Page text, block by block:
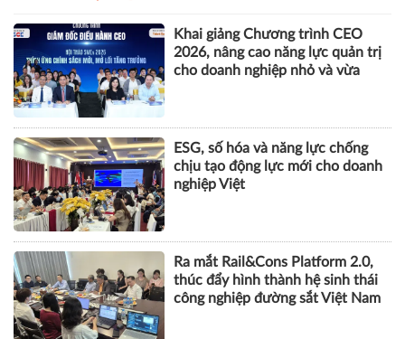
ESG, số hóa và năng lực chống
chịu tạo động lực mới cho doanh
nghiệp Việt
Ra mắt Rail&Cons Platform 2.0,
thúc đẩy hình thành hệ sinh thái
công nghiệp đường sắt Việt Nam
Tái cấu trúc kênh dẫn vốn, khơi
thông động lực tăng trưởng mới